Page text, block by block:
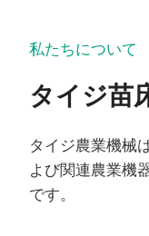
私たちについて
タイジ苗
タイジ農業機械
よび関連農業機
です。